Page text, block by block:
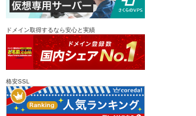
ドメイン取得するなら安心と実績
格安SSL